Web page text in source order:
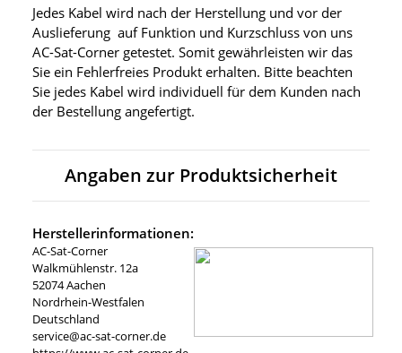
Jedes Kabel wird nach der Herstellung und vor der
Auslieferung auf Funktion und Kurzschluss von uns
AC-Sat-Corner getestet. Somit gewährleisten wir das
Sie ein Fehlerfreies Produkt erhalten. Bitte beachten
Sie jedes Kabel wird individuell für dem Kunden nach
der Bestellung angefertigt.
Angaben zur Produktsicherheit
Herstellerinformationen:
AC-Sat-Corner
Walkmühlenstr. 12a
52074 Aachen
Nordrhein-Westfalen
Deutschland
service@ac-sat-corner.de